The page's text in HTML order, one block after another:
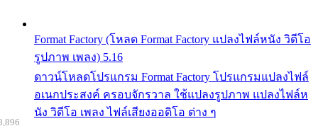
Format Factory (โหลด Format Factory แปลงไฟล์หนัง วิดีโอ
รูปภาพ เพลง) 5.16
ดาวน์โหลดโปรแกรม Format Factory โปรแกรมแปลงไฟล์
อเนกประสงค์ ครอบจักรวาล ใช้แปลงรูปภาพ แปลงไฟล์ห
นัง วิดีโอ เพลง ไฟล์เสียงออดิโอ ต่าง ๆ